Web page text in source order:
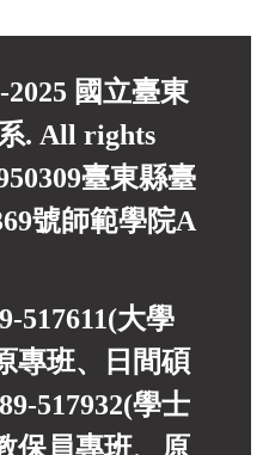
國立臺東
. All rights
臺東縣臺
號師範學院A
517611(大學
專班、日間碩
517932(學士
員專班、
原